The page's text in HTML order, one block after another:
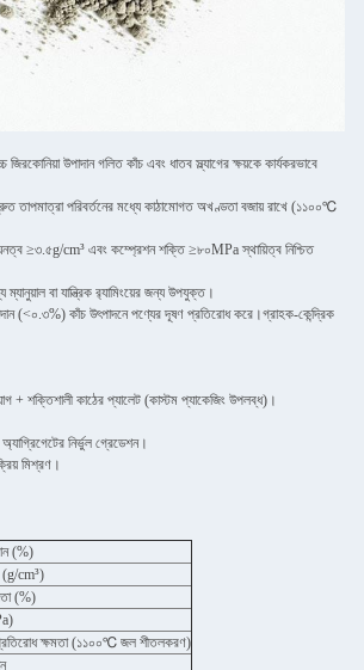
জিরকোনিয়া উপাদান গলিত কাঁচ এবং ধাতব স্ল্যাগের ক্ষয়কে কার্যকরভাবে
তাপমাত্রা পরিবর্তনের মধ্যে কাঠামোগত অখণ্ডতা বজায় রাখে (১১০০℃
≥৩.৫g/cm³ এবং কম্প্রেশন শক্তি ≥৮০MPa স্থায়িত্ব নিশ্চিত
বা যান্ত্রিক র‍্যামিংয়ের জন্য উপযুক্ত।
(<০.৩%) কাঁচ উৎপাদনে পণ্যের দূষণ প্রতিরোধ করে।গ্রাহক-কেন্দ্রিক
+ শক্তিশালী কাঠের প্যালেট (কাস্টম প্যাকেজিং উপলব্ধ)।
নির্ভুল গ্রেডেশন।
মিশ্রণ।
(%)
(g/cm³)
(%)
ক্ষমতা (১১০০℃ জল শীতলকরণ)